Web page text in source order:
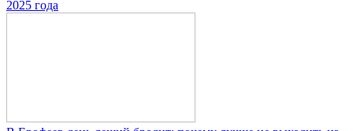
2025 года